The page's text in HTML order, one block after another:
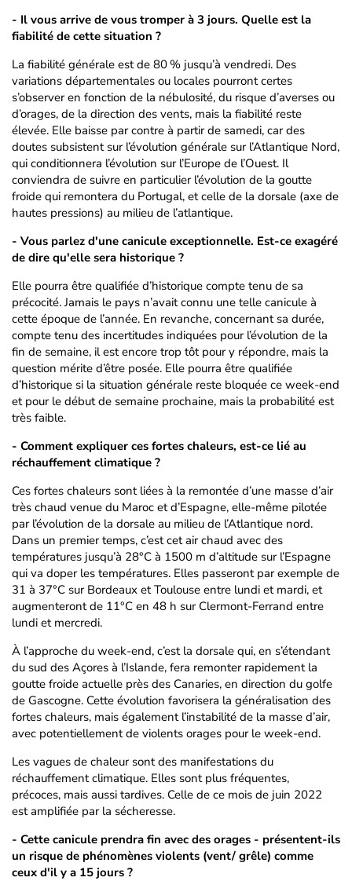
- Il vous arrive de vous tromper à 3 jours. Quelle est la
fiabilité de cette situation ?
La fiabilité générale est de 80 % jusqu’à vendredi. Des
variations départementales ou locales pourront certes
s’observer en fonction de la nébulosité, du risque d’averses ou
d’orages, de la direction des vents, mais la fiabilité reste
élevée. Elle baisse par contre à partir de samedi, car des
doutes subsistent sur l’évolution générale sur l’Atlantique Nord,
qui conditionnera l’évolution sur l’Europe de l’Ouest. Il
conviendra de suivre en particulier l’évolution de la goutte
froide qui remontera du Portugal, et celle de la dorsale (axe de
hautes pressions) au milieu de l’atlantique.
- Vous parlez d'une canicule exceptionnelle. Est-ce exagéré
de dire qu'elle sera historique ?
Elle pourra être qualifiée d’historique compte tenu de sa
précocité. Jamais le pays n’avait connu une telle canicule à
cette époque de l’année. En revanche, concernant sa durée,
compte tenu des incertitudes indiquées pour l’évolution de la
fin de semaine, il est encore trop tôt pour y répondre, mais la
question mérite d’être posée. Elle pourra être qualifiée
d’historique si la situation générale reste bloquée ce week-end
et pour le début de semaine prochaine, mais la probabilité est
très faible.
- Comment expliquer ces fortes chaleurs, est-ce lié au
réchauffement climatique ?
Ces fortes chaleurs sont liées à la remontée d’une masse d’air
très chaud venue du Maroc et d’Espagne, elle-même pilotée
par l’évolution de la dorsale au milieu de l’Atlantique nord.
Dans un premier temps, c’est cet air chaud avec des
températures jusqu’à 28°C à 1500 m d’altitude sur l’Espagne
qui va doper les températures. Elles passeront par exemple de
31 à 37°C sur Bordeaux et Toulouse entre lundi et mardi, et
augmenteront de 11°C en 48 h sur Clermont-Ferrand entre
lundi et mercredi.
À l’approche du week-end, c’est la dorsale qui, en s’étendant
du sud des Açores à l’Islande, fera remonter rapidement la
goutte froide actuelle près des Canaries, en direction du golfe
de Gascogne. Cette évolution favorisera la généralisation des
fortes chaleurs, mais également l’instabilité de la masse d’air,
avec potentiellement de violents orages pour le week-end.
Les vagues de chaleur sont des manifestations du
réchauffement climatique. Elles sont plus fréquentes,
précoces, mais aussi tardives. Celle de ce mois de juin 2022
est amplifiée par la sécheresse.
- Cette canicule prendra fin avec des orages - présentent-ils
un risque de phénomènes violents (vent/ grêle) comme
ceux d'il y a 15 jours ?